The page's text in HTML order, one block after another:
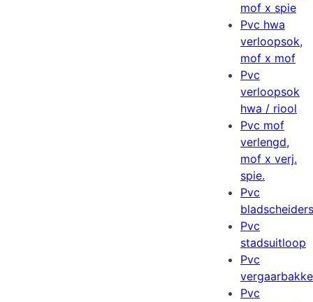
mof x spie
Pvc hwa
verloopsok,
mof x mof
Pvc
verloopsok
hwa / riool
Pvc mof
verlengd,
mof x verj.
spie.
Pvc
bladscheiders
Pvc
stadsuitloop
Pvc
Pvc